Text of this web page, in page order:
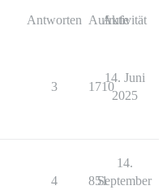
Antworten Aufrufe
Aktivität
3 1710
14. Juni
2025
4 851
14.
September